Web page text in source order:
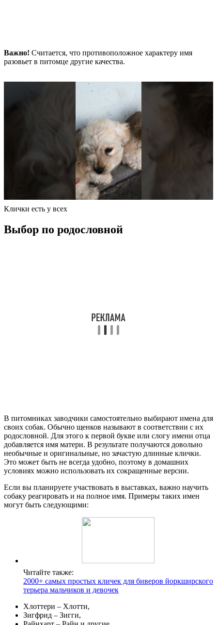
Важно! Считается, что противоположное характеру имя
разовьет в питомце другие качества.
Клички есть у всех
Выбор по родословной
В питомниках заводчики самостоятельно выбирают имена для
своих собак. Обычно щенков называют в соответствии с их
родословной. Для этого к первой букве или слогу имени отца
добавляется имя матери. В результате получаются довольно
необычные и оригинальные, но зачастую длинные клички.
Это может быть не всегда удобно, поэтому в домашних
условиях можно использовать их сокращенные версии.
Если вы планируете участвовать в выставках, важно научить
собаку реагировать и на полное имя. Примеры таких имен
могут быть следующими:
Читайте также:
2000+ самых простых кличек для биверов йоркширского
терьера мальчиков и девочек
Хлоттери – Хлотти,
Зигфрид – Зигги,